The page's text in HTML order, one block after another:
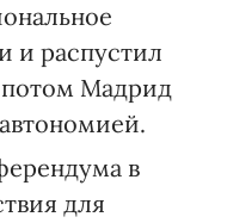
и распустил
потом Мадрид
в
для